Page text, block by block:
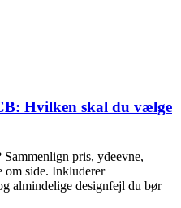
Hvilken skal du vælge
pris, ydeevne,
om side. Inkluderer
almindelige designfejl du bør